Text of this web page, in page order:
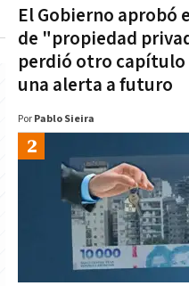
El Gobierno aprobó
de "propiedad
perdió otro capítulo
una alerta a futuro
Por Pablo Sieira